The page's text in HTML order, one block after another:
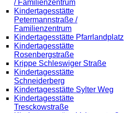
/ Familienzentrum
Kindertagesstätte
Petermannstraße /
Familienzentrum
Kindertagesstätte Pfarrlandplatz
Kindertagesstätte
Rosenbergstraße
Krippe Schleswiger Straße
Kindertagesstätte
Schneiderberg
Kindertagesstätte Sylter Weg
Kindertagesstätte
Tresckowstraße